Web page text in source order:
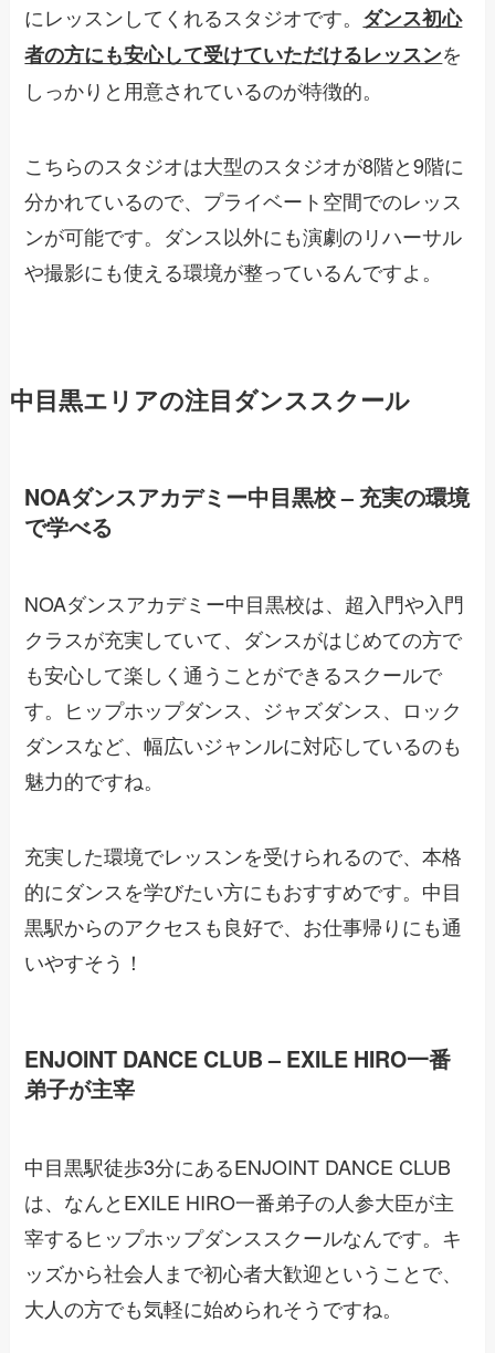
にレッスンしてくれるスタジオです。 ダンス初心
者の方にも安心して受けていただけるレッスンを
しっかりと用意されているのが特徴的。
こちらのスタジオは大型のスタジオが8階と9階に
分かれているので、プライベート空間でのレッス
ンが可能です。ダンス以外にも演劇のリハーサル
や撮影にも使える環境が整っているんですよ。
中目黒エリアの注目ダンススクール
NOAダンスアカデミー中目黒校 – 充実の環境
で学べる
NOAダンスアカデミー中目黒校は、超入門や入門
クラスが充実していて、ダンスがはじめての方で
も安心して楽しく通うことができるスクールで
す。ヒップホップダンス、ジャズダンス、ロック
ダンスなど、幅広いジャンルに対応しているのも
魅力的ですね。
充実した環境でレッスンを受けられるので、本格
的にダンスを学びたい方にもおすすめです。中目
黒駅からのアクセスも良好で、お仕事帰りにも通
いやすそう！
ENJOINT DANCE CLUB – EXILE HIRO一番
弟子が主宰
中目黒駅徒歩3分にあるENJOINT DANCE CLUB
は、なんとEXILE HIRO一番弟子の人参大臣が主
宰するヒップホップダンススクールなんです。キ
ッズから社会人まで初心者大歓迎ということで、
大人の方でも気軽に始められそうですね。